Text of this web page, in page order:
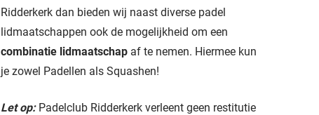
Ridderkerk dan bieden wij naast diverse padel
lidmaatschappen ook de mogelijkheid om een
combinatie lidmaatschap af te nemen. Hiermee kun
je zowel Padellen als Squashen!
Let op:Padelclub Ridderkerk verleent geen restitutie